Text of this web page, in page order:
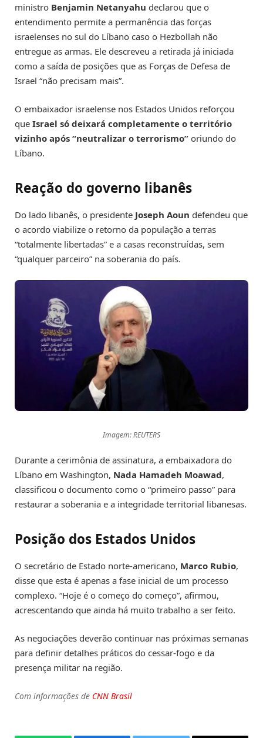
ministro Benjamin Netanyahu declarou que o
entendimento permite a permanência das forças
israelenses no sul do Líbano caso o Hezbollah não
entregue as armas. Ele descreveu a retirada já iniciada
como a saída de posições que as Forças de Defesa de
Israel “não precisam mais”.
O embaixador israelense nos Estados Unidos reforçou
que Israel só deixará completamente o território
vizinho após “neutralizar o terrorismo” oriundo do
Líbano.
Reação do governo libanês
Do lado libanês, o presidente Joseph Aoun defendeu que
o acordo viabilize o retorno da população a terras
“totalmente libertadas” e a casas reconstruídas, sem
“qualquer parceiro” na soberania do país.
Imagem: REUTERS
Durante a cerimônia de assinatura, a embaixadora do
Líbano em Washington, Nada Hamadeh Moawad,
classificou o documento como o “primeiro passo” para
restaurar a soberania e a integridade territorial libanesas.
Posição dos Estados Unidos
O secretário de Estado norte-americano, Marco Rubio,
disse que esta é apenas a fase inicial de um processo
complexo. “Hoje é o começo do começo”, afirmou,
acrescentando que ainda há muito trabalho a ser feito.
As negociações deverão continuar nas próximas semanas
para definir detalhes práticos do cessar-fogo e da
presença militar na região.
Com informações de CNN Brasil